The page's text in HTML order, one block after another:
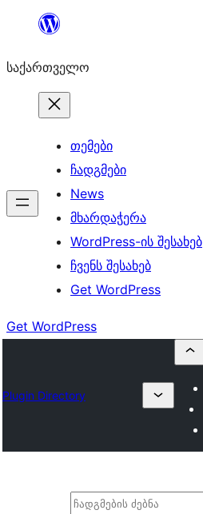
შიგთავსზე
საქართველო
თემები
ჩადგმები
News
მხარდაჭერა
WordPress-ის შესახებ
ჩვენს შესახებ
Get WordPress
Get WordPress
Plugin Directory
ძებნა